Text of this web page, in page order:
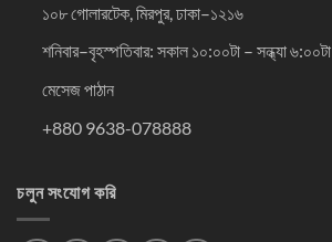
১০৮ গোলারটেক, মিরপুর, ঢাকা–১২১৬
শনিবার–বৃহস্পতিবার: সকাল ১০:০০টা – সন্ধ্যা ৬:০০টা
মেসেজ পাঠান
+880 9638-078888
চলুন সংযোগ করি